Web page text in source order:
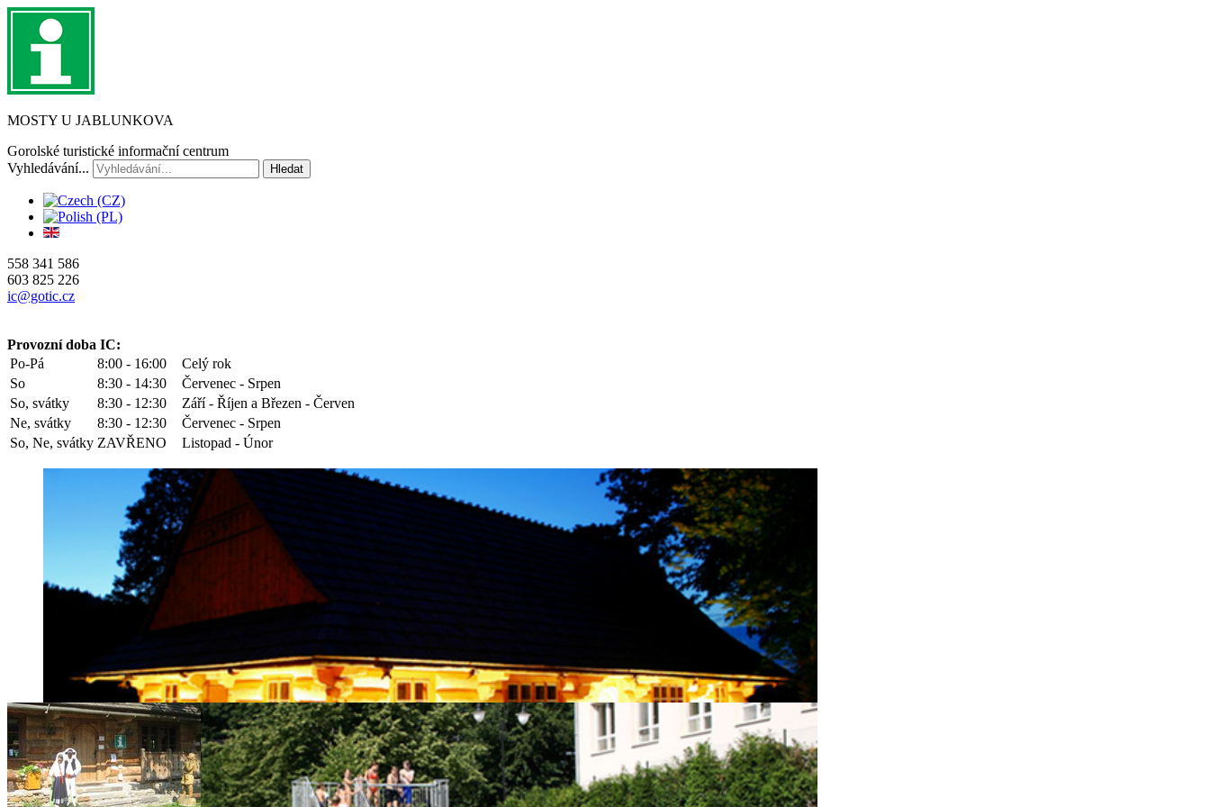
MOSTY U JABLUNKOVA
Gorolské turistické informační centrum
Vyhledávání...
Hledat
558 341 586
603 825 226
ic@gotic.cz
Provozní doba IC:
Po-Pá
8:00 - 16:00
Celý rok
So
8:30 - 14:30
Červenec - Srpen
So, svátky
8:30 - 12:30
Září - Říjen a Březen - Červen
Ne, svátky
8:30 - 12:30
Červenec - Srpen
So, Ne, svátky ZAVŘENO Listopad - Únor